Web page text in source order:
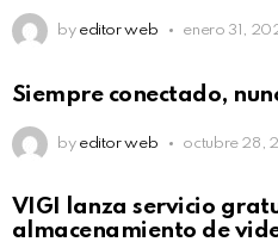
by editor web enero 31,
Siempre conectado,
by editor web octubre 28,
VIGI lanza servicio
almacenamiento de